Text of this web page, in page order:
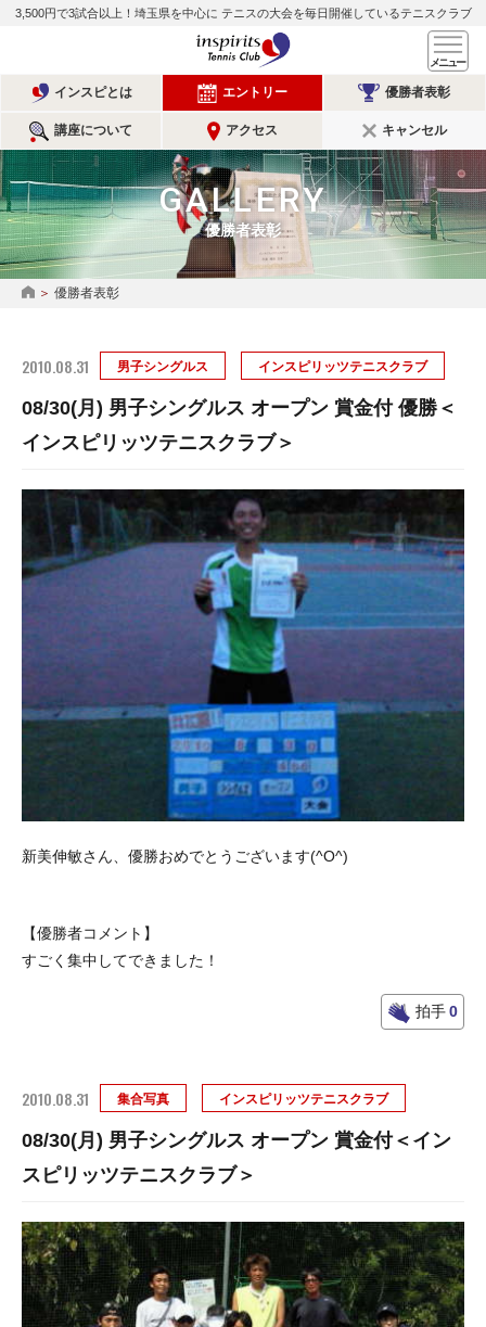
3,500円で3試合以上！埼玉県を中心に テニスの大会を毎日開催しているテニスクラブ
インスピリッツテニスクラ
インスピとは エントリー 優勝者表彰
講座について アクセス キャンセル
GALLERY
優勝者表彰
HOME
優勝者表彰
2010.08.31 男子シングルス インスピリッツテニスクラブ
08/30(月) 男子シングルス オープン 賞金付 優勝＜
インスピリッツテニスクラブ＞
新美伸敏さん、優勝おめでとうございます(^O^)
【優勝者コメント】
すごく集中してできました！
拍手0
2010.08.31 集合写真 インスピリッツテニスクラブ
08/30(月) 男子シングルス オープン 賞金付＜イン
スピリッツテニスクラブ＞